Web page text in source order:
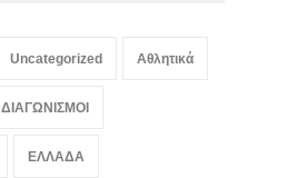
Οργανισμό Αμερικανικών
κατά της Νικαράγουας
August 6, 2026
Uncategorized Αθλητικά
ΔΙΑΓΩΝΙΣΜΟΙ
ΕΛΛΑΔΑ